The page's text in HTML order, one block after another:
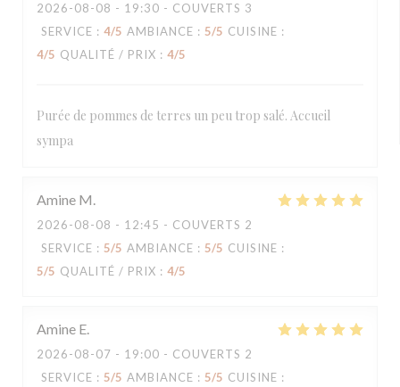
2026-08-08 - 19:30 - COUVERTS 3
SERVICE : 4/5 AMBIANCE : 5/5 CUISINE :
4/5 QUALITÉ / PRIX : 4/5
Purée de pommes de terres un peu trop salé. Accueil
sympa
Amine M
2026-08-08 - 12:45 - COUVERTS 2
SERVICE : 5/5 AMBIANCE : 5/5 CUISINE :
5/5 QUALITÉ / PRIX : 4/5
Amine E
2026-08-07 - 19:00 - COUVERTS 2
SERVICE : 5/5 AMBIANCE : 5/5 CUISINE :